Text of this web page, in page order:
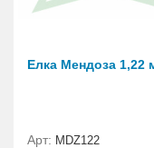
Елка Мендоза 1,22
Арт: MDZ122